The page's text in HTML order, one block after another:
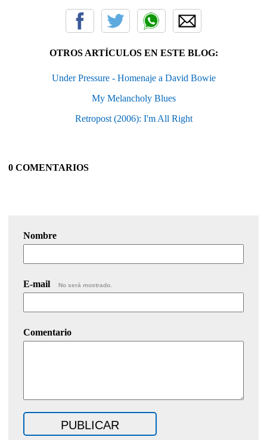
OTROS ARTÍCULOS EN ESTE BLOG:
Under Pressure - Homenaje a David Bowie
My Melancholy Blues
Retropost (2006): I'm All Right
0 COMENTARIOS
Nombre
E-mail No será mostrado.
Comentario